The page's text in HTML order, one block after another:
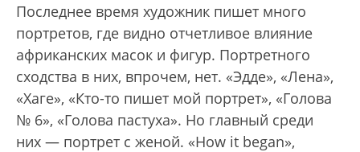
Последнее время художник пишет много
портретов, где видно отчетливое влияние
африканских масок и фигур. Портретного
сходства в них, впрочем, нет. «Эдде», «Лена»,
«Хаге», «Кто-то пишет мой портрет», «Голова
№ 6», «Голова пастуха». Но главный среди
них — портрет с женой. «How it began»,